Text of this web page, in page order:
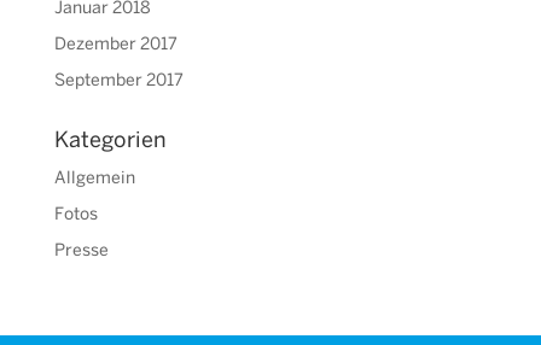
Januar 2018
Dezember 2017
September 2017
Kategorien
Allgemein
Fotos
Presse